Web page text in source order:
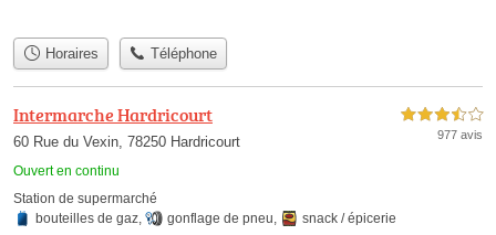
Horaires Téléphone
Intermarche Hardricourt
60 Rue du Vexin, 78250 Hardricourt
Ouvert en continu
3,5 étoiles sur 5
977 avis
Station de supermarché
bouteilles de gaz
gonflage de pneu snack / épicerie